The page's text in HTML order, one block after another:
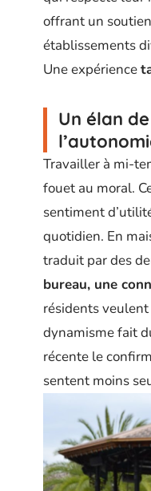
offrant un
établissements
Une expérience
Un élan
Travailler à mi-
fouet au moral.
sentiment
quotidien. En
traduit par des
bureau, une
résidents
dynamisme fait
récente le
sentent moins